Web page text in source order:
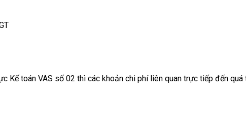
Kế toán VAS số 02 thì các khoản chi phí liên quan trực tiếp đến